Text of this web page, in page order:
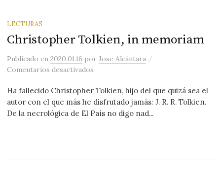
LECTURAS
Christopher Tolkien, in memoriam
Publicadoen2020.01.16 porJose Alcántara /
Comentarios desactivados
Ha fallecido Christopher Tolkien, hijo del que quizá sea el
autor con el que más he disfrutado jamás: J. R. R. Tolkien.
De la necrológica de El País no digo nad...